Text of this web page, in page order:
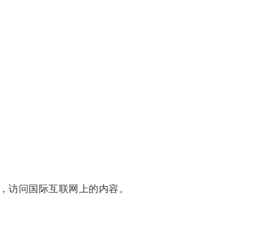
问国际互联网上的内容。